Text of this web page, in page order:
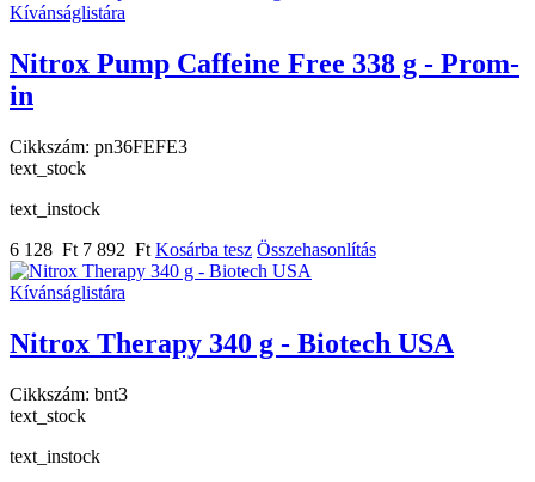
Kívánságlistára
Nitrox Pump Caffeine Free 338 g - Prom-
in
Cikkszám: pn36FEFE3
text_stock
text_instock
6 128 Ft 7 892 Ft Kosárba tesz Összehasonlítás
Kívánságlistára
Nitrox Therapy 340 g - Biotech USA
Cikkszám: bnt3
text_stock
text_instock